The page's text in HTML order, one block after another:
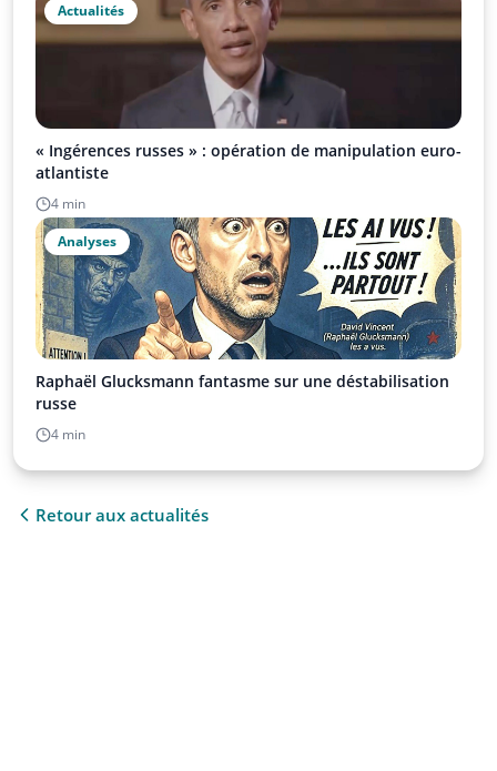
Actualités
« Ingérences russes » : opération de manipulation euro-
atlantiste
4 min
Analyses
Raphaël Glucksmann fantasme sur une déstabilisation
russe
4 min
Retour aux actualités